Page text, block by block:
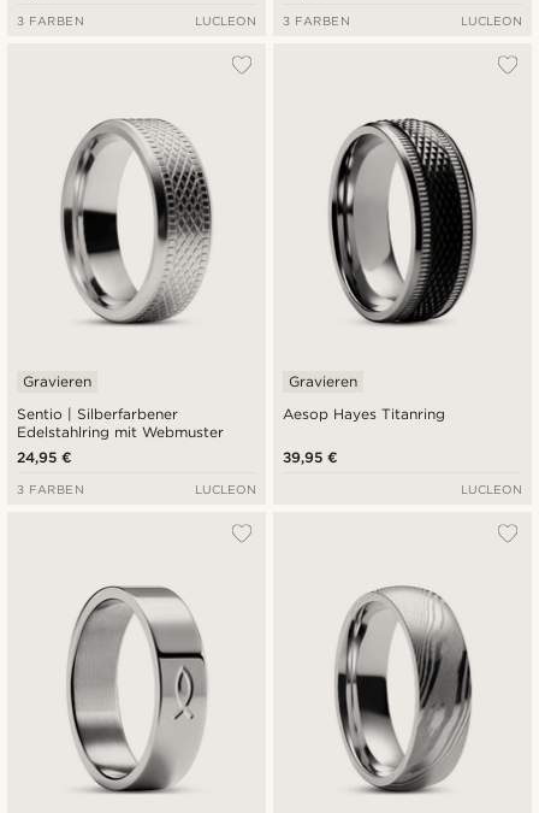
3 FARBEN LUCLEON 3 FARBEN LUCLEON
Sentio | Silberfarbener
Edelstahlring mit Webmuster
Gravieren
24,95 €
3 FARBEN LUCLEON
Aesop Hayes Titanring
Gravieren
39,95 €
LUCLEON